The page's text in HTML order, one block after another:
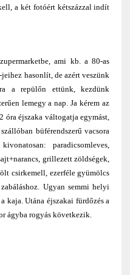
a két fotóért kétszázzal indít
ami kb. a 80-as
hasonlít, de azért veszünk
a repülőn ettünk, kezdünk
lemegy a nap. Ja kérem az
óra éjszaka váltogatja egymást,
büférendszerű vacsora
paradicsomleves,
grillezett zöldségek,
csirkemell, ezerféle gyümölcs
Ugyan semmi helyi
kaja. Utána éjszakai fürdőzés a
ágyba rogyás következik.